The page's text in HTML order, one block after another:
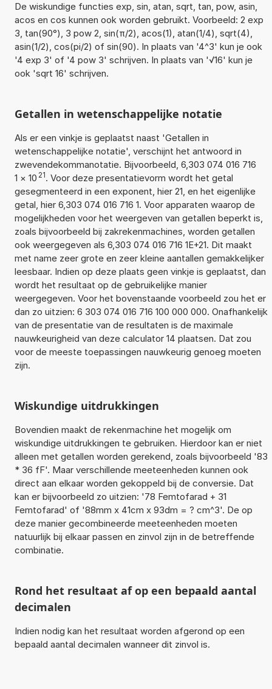
De wiskundige functies exp, sin, atan, sqrt, tan, pow, asin,
acos en cos kunnen ook worden gebruikt. Voorbeeld: 2 exp
3, tan(90°), 3 pow 2, sin(π/2), acos(1), atan(1/4), sqrt(4),
asin(1/2), cos(pi/2) of sin(90). In plaats van '4^3' kun je ook
'4 exp 3' of '4 pow 3' schrijven. In plaats van '√16' kun je
ook 'sqrt 16' schrijven.
Getallen in wetenschappelijke notatie
Als er een vinkje is geplaatst naast 'Getallen in
wetenschappelijke notatie', verschijnt het antwoord in
zwevendekommanotatie. Bijvoorbeeld, 6,303 074 016 716
1 × 10 21. Voor deze presentatievorm wordt het getal
gesegmenteerd in een exponent, hier 21, en het eigenlijke
getal, hier 6,303 074 016 716 1. Voor apparaten waarop de
mogelijkheden voor het weergeven van getallen beperkt is,
zoals bijvoorbeeld bij zakrekenmachines, worden getallen
ook weergegeven als 6,303 074 016 716 1E+21. Dit maakt
met name zeer grote en zeer kleine aantallen gemakkelijker
leesbaar. Indien op deze plaats geen vinkje is geplaatst, dan
wordt het resultaat op de gebruikelijke manier
weergegeven. Voor het bovenstaande voorbeeld zou het er
dan zo uitzien: 6 303 074 016 716 100 000 000. Onafhankelijk
van de presentatie van de resultaten is de maximale
nauwkeurigheid van deze calculator 14 plaatsen. Dat zou
voor de meeste toepassingen nauwkeurig genoeg moeten
zijn.
Wiskundige uitdrukkingen
Bovendien maakt de rekenmachine het mogelijk om
wiskundige uitdrukkingen te gebruiken. Hierdoor kan er niet
alleen met getallen worden gerekend, zoals bijvoorbeeld '83
* 36 fF'. Maar verschillende meeteenheden kunnen ook
direct aan elkaar worden gekoppeld bij de conversie. Dat
kan er bijvoorbeeld zo uitzien: '78 Femtofarad + 31
Femtofarad' of '88mm x 41cm x 93dm = ? cm^3'. De op
deze manier gecombineerde meeteenheden moeten
natuurlijk bij elkaar passen en zinvol zijn in de betreffende
combinatie.
Rond het resultaat af op een bepaald aantal
decimalen
Indien nodig kan het resultaat worden afgerond op een
bepaald aantal decimalen wanneer dit zinvol is.